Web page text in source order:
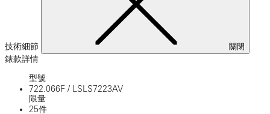
技術細節 關閉
錶款詳情
型號
722.066F /
LSLS7223AV
限量
25件